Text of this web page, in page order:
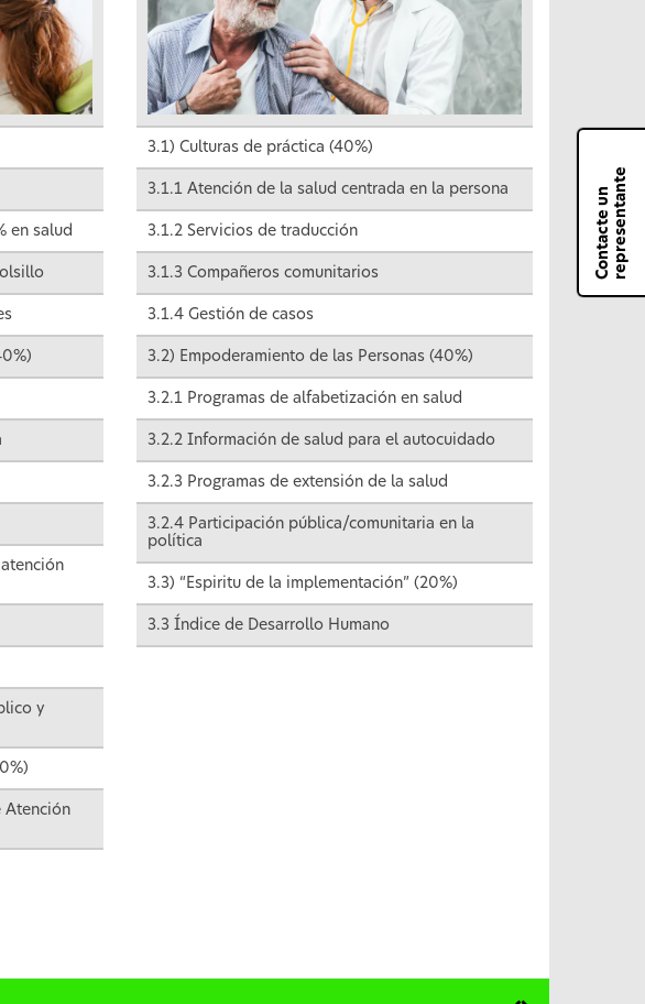
en salud
y
Atención
3.1) Culturas de práctica (40%)
3.1.1 Atención de la salud centrada en la persona
3.1.2 Servicios de traducción
3.1.3 Compañeros comunitarios
3.1.4 Gestión de casos
3.2) Empoderamiento de las Personas (40%)
3.2.1 Programas de alfabetización en salud
3.2.2 Información de salud para el autocuidado
3.2.3 Programas de extensión de la salud
3.2.4 Participación pública/comunitaria en la
política
3.3) “Espiritu de la implementación” (20%)
3.3 Índice de Desarrollo Humano
C
o
n
t
a
c
t
e
u
n
r
e
p
r
e
s
e
n
t
a
n
te